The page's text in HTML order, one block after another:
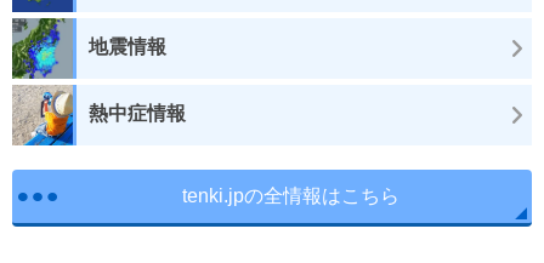
地震情報
熱中症情報
tenki.jpの全情報はこちら